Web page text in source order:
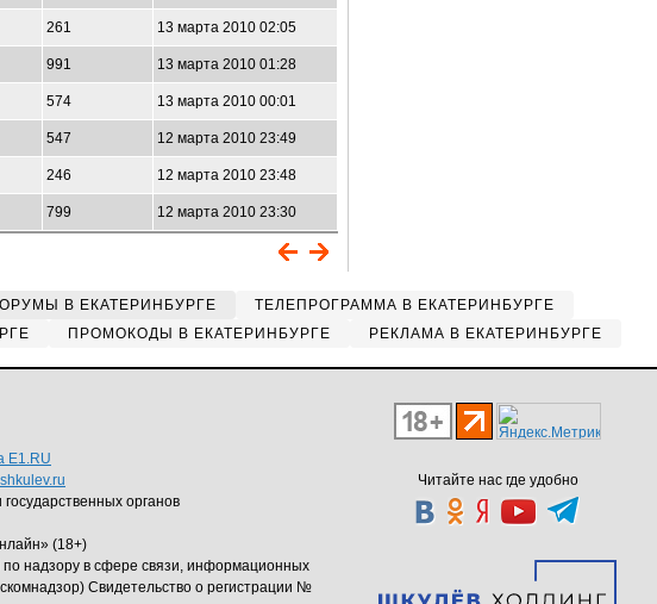
261 13 марта 2010 02:05
991 13 марта 2010 01:28
574 13 марта 2010 00:01
547 12 марта 2010 23:49
246 12 марта 2010 23:48
799 12 марта 2010 23:30
В ЕКАТЕРИНБУРГЕ
ТЕЛЕПРОГРАММА В ЕКАТЕРИНБУРГЕ
ПРОМОКОДЫ В ЕКАТЕРИНБУРГЕ РЕКЛАМА В ЕКАТЕРИНБУРГЕ
Читайте нас где удобно
E1.RU
органов
(18+)
надзору в сфере связи, информационных
Свидетельство о регистрации №